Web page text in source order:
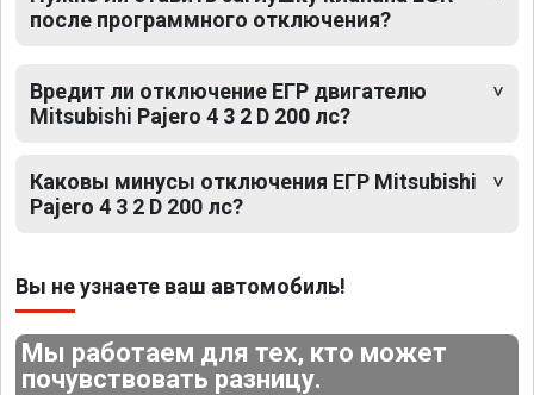
после программного отключения?
Вредит ли отключение ЕГР двигателю
Mitsubishi Pajero 4 3 2 D 200 лс?
Каковы минусы отключения ЕГР Mitsubishi
Pajero 4 3 2 D 200 лс?
Вы не узнаете ваш автомобиль!
Мы работаем для тех, кто может
почувствовать разницу.